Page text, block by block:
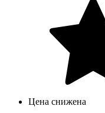
Цена снижена